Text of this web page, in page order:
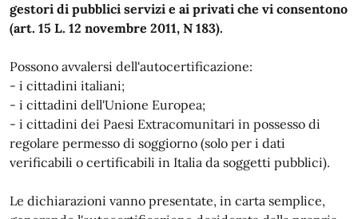
gestori di pubblici servizi e ai privati che vi consentono
(art. 15 L. 12 novembre 2011, N 183).
Possono avvalersi dell'autocertificazione:
- i cittadini italiani;
- i cittadini dell'Unione Europea;
- i cittadini dei Paesi Extracomunitari in possesso di
regolare permesso di soggiorno (solo per i dati
verificabili o certificabili in Italia da soggetti pubblici).
Le dichiarazioni vanno presentate, in carta semplice,